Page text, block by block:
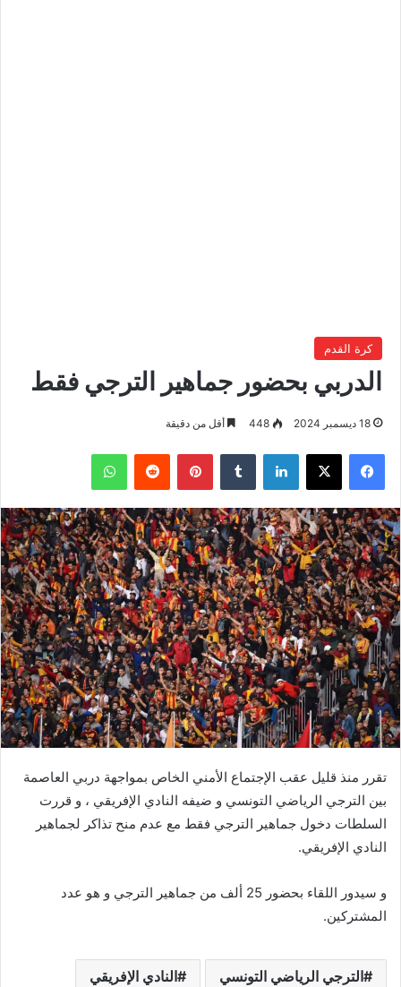
كرة القدم
الدربي بحضور جماهير الترجي فقط
18 ديسمبر 2024 448 أقل من دقيقة
فيسبوك ‫X لينكدإن بينتيريست واتساب
تقرر منذ قليل عقب الإجتماع الأمني الخاص بمواجهة دربي العاصمة
بين الترجي الرياضي التونسي و ضيفه النادي الإفريقي ، و قررت
السلطات دخول جماهير الترجي فقط مع عدم منح تذاكر لجماهير
النادي الإفريقي.
و سيدور اللقاء بحضور 25 ألف من جماهير الترجي و هو عدد
المشتركين.
الترجي الرياضي التونسي النادي الإفريقي